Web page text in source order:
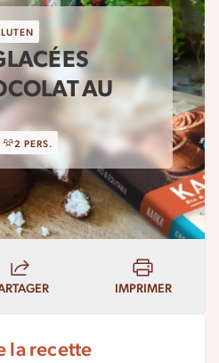
AU
2 PERS.
IMPRIMER
la recette